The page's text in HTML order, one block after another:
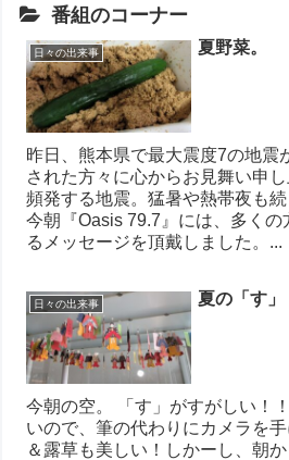
番組のコーナー
日々の出来事 夏野菜。
昨日、熊本県で最大震度7の地震
された方々に心からお見舞い申
頻発する地震。猛暑や熱帯夜も続
今朝『Oasis 79.7』には、多くの
るメッセージを頂戴しました。...
日々の出来事 夏の「す」
今朝の空。 「す」がすがしい！
いので、筆の代わりにカメラを
＆露草も美しい！しかーし、朝